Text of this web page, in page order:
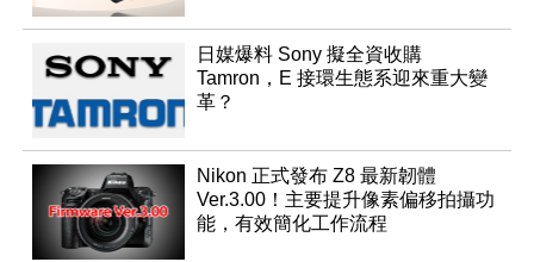
日媒爆料 Sony 擬全資收購
Tamron，E 接環生態系迎來重大變
革？
Nikon 正式發布 Z8 最新韌體
Ver.3.00！主要提升像素偏移拍攝功
能，有效簡化工作流程